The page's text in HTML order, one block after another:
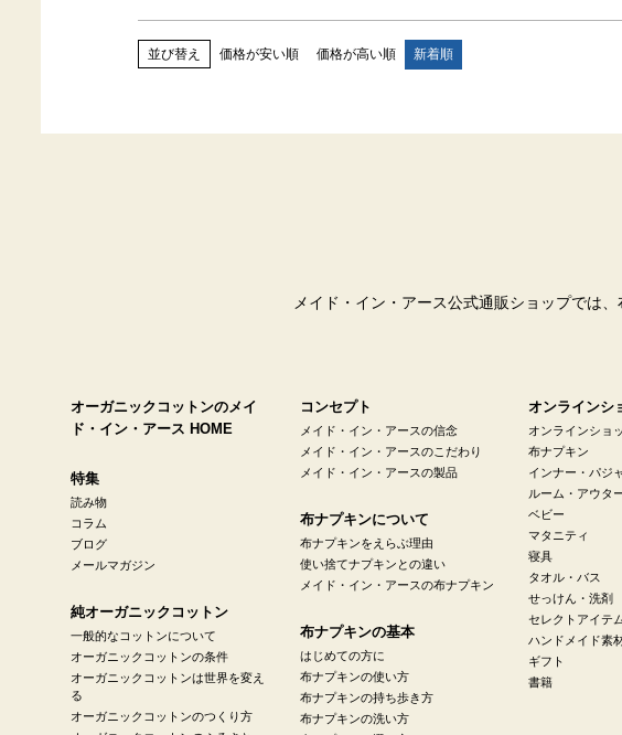
並び替え 価格が安い順 価格が高い順 新着順
メイド・イン・アース公式通販ショップでは
オーガニックコットンのメイ
ド・イン・アース HOME
特集
読み物
コラム
ブログ
メールマガジン
純オーガニックコットン
一般的なコットンについて
オーガニックコットンの条件
オーガニックコットンは世界を変え
る
オーガニックコットンのつくり方
コンセプト
メイド・イン・アースの信念
メイド・イン・アースのこだわり
メイド・イン・アースの製品
布ナプキンについて
布ナプキンをえらぶ理由
使い捨てナプキンとの違い
メイド・イン・アースの布ナプキン
布ナプキンの基本
はじめての方に
布ナプキンの使い方
布ナプキンの持ち歩き方
布ナプキンの洗い方
オンラインシ
オンラインショ
布ナプキン
インナー・パジ
ルーム・アウタ
ベビー
マタニティ
寝具
タオル・バス
せっけん・洗剤
セレクトアイテ
ハンドメイド素
ギフト
書籍